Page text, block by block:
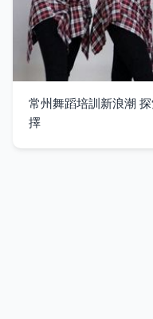
常州舞蹈培訓新浪潮
擇